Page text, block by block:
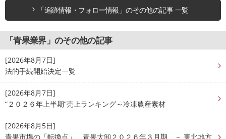
「追跡情報・フォロー情報」のその他の記事 一覧
「青果業界」のその他の記事
[2026年8月7日]
法的手続開始決定一覧
[2026年8月7日]
“２０２６年上半期”売上ランキング～冷凍農産素材
[2026年8月5日]
青果市場の「転換点」、青果大卸２０２６年３月期 － 東北地方